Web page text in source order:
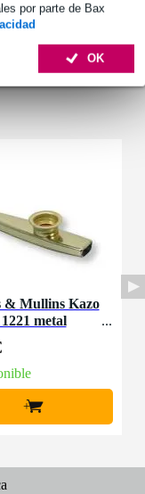
por parte de Bax
OK
& Mullins Kazo
metal
+